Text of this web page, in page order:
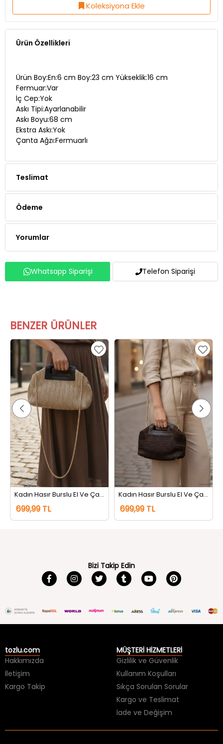
Koleksiyona Ekle
Ürün Özellikleri
Ürün Boy:En:6 cm Boy:23 cm Yükseklik:16 cm
Fermuar:Var
İç Cep:Yok
Askı Tipi:Ayarlanabilir
Askı Boyu:68 cm
Ekstra Askı:Yok
Çanta Ağzı:Fermuarlı
Teslimat
Ödeme
Yorumlar
Whatsapp Siparişi Telefon Siparişi
BENZER ÜRÜNLER
Kadın Hasır Burslu El Ve Çapraz Çanta Vizon
699,99 TL
Kadın Hasır Burslu El Ve Çapraz Çanta Kahve
699,99 TL
Bizi Takip Edin
tozlu.com
Hakkımızda
İletişim
Kargo Takip
MÜŞTERİ HİZMETLERİ
Gizlilik ve Güvenlik
Kullanım Koşulları
Sıkça Sorulan Sorular
Kargo ve Teslimat
İade ve Değişim